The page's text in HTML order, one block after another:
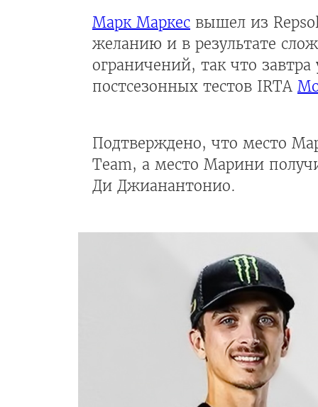
Марк Маркес вышел из
желанию и в результате
ограничений, так что
постсезонных тестов IRTA
Подтверждено, что место
Team, а место Марини
Ди Джианантонио.